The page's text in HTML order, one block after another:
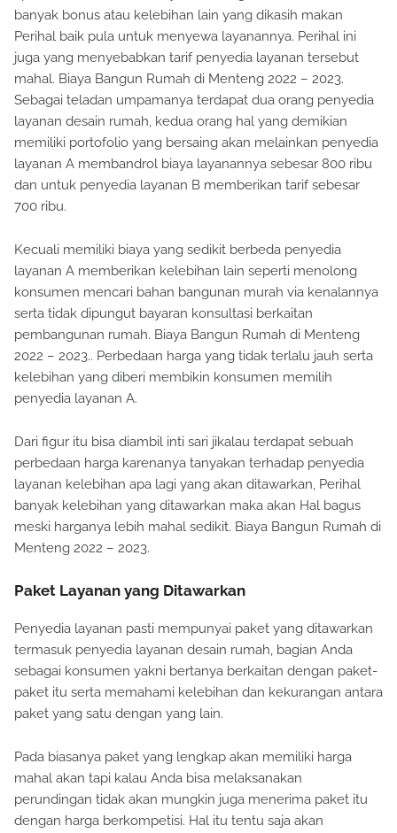
banyak bonus atau kelebihan lain yang dikasih makan
Perihal baik pula untuk menyewa layanannya. Perihal ini
juga yang menyebabkan tarif penyedia layanan tersebut
mahal. Biaya Bangun Rumah di Menteng 2022 – 2023.
Sebagai teladan umpamanya terdapat dua orang penyedia
layanan desain rumah, kedua orang hal yang demikian
memiliki portofolio yang bersaing akan melainkan penyedia
layanan A membandrol biaya layanannya sebesar 800 ribu
dan untuk penyedia layanan B memberikan tarif sebesar
700 ribu.
Kecuali memiliki biaya yang sedikit berbeda penyedia
layanan A memberikan kelebihan lain seperti menolong
konsumen mencari bahan bangunan murah via kenalannya
serta tidak dipungut bayaran konsultasi berkaitan
pembangunan rumah. Biaya Bangun Rumah di Menteng
2022 – 2023.. Perbedaan harga yang tidak terlalu jauh serta
kelebihan yang diberi membikin konsumen memilih
penyedia layanan A.
Dari figur itu bisa diambil inti sari jikalau terdapat sebuah
perbedaan harga karenanya tanyakan terhadap penyedia
layanan kelebihan apa lagi yang akan ditawarkan, Perihal
banyak kelebihan yang ditawarkan maka akan Hal bagus
meski harganya lebih mahal sedikit. Biaya Bangun Rumah di
Menteng 2022 – 2023.
Paket Layanan yang Ditawarkan
Penyedia layanan pasti mempunyai paket yang ditawarkan
termasuk penyedia layanan desain rumah, bagian Anda
sebagai konsumen yakni bertanya berkaitan dengan paket-
paket itu serta memahami kelebihan dan kekurangan antara
paket yang satu dengan yang lain.
Pada biasanya paket yang lengkap akan memiliki harga
mahal akan tapi kalau Anda bisa melaksanakan
perundingan tidak akan mungkin juga menerima paket itu
dengan harga berkompetisi. Hal itu tentu saja akan